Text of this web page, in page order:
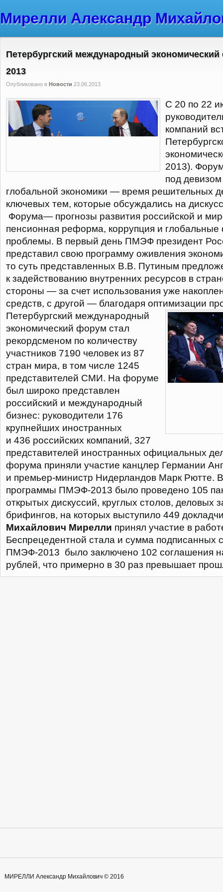
Мирелли Александр
Петербургский международный
2013
Опубликовано в Новости 23.06.2013
С 20 по 22
компаний
2013).
под
глобальной экономики — время решительных
ключевых тем, которые обсуждались на
Форума— прогнозы развития российской и
пенсионная реформа, коррупция и
проблемы. В первый день ПМЭФ президент
представил свою программу оживления
то суть представленных В.В. Путиным
к задействованию внутренних ресурсов в
стороны — за счет использования уже
средств, с другой — благодаря оптимизации
Петербургский международный
экономический форум стал
рекордсменом по количеству
участников 7190 человек из 87
стран мира, в том числе 1245
представителей СМИ. На форуме
был широко представлен
российский и международный
бизнес: руководители 176
крупнейших иностранных
и 436 российских компаний, 327
представителей иностранных официальных
форума приняли участие канцлер Германии
и премьер-министр Нидерландов Марк Рютте.
программы ПМЭФ-2013 было проведено 105
открытых дискуссий, круглых столов, деловых
брифингов, на которых выступило 449
Михайлович Мирелли принял участие в
Беспрецедентной стала и сумма подписанных
ПМЭФ-2013 было заключено 102 соглашения
рублей, что примерно в 30 раз превышает
МИРЕЛЛИ Александр Михайлович © 2016